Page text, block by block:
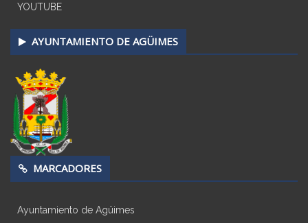
YOUTUBE
AYUNTAMIENTO DE AGÜIMES
MARCADORES
Ayuntamiento de Agüimes